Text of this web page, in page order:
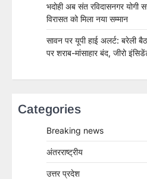
भदोही अब संत रविदासनगर योगी
विरासत को मिला नया सम्मान
सावन पर यूपी हाई अलर्ट: बरेली
पर शराब-मांसाहार बंद, जीरो
Categories
Breaking news
अंतरराष्ट्रीय
उत्तर प्रदेश